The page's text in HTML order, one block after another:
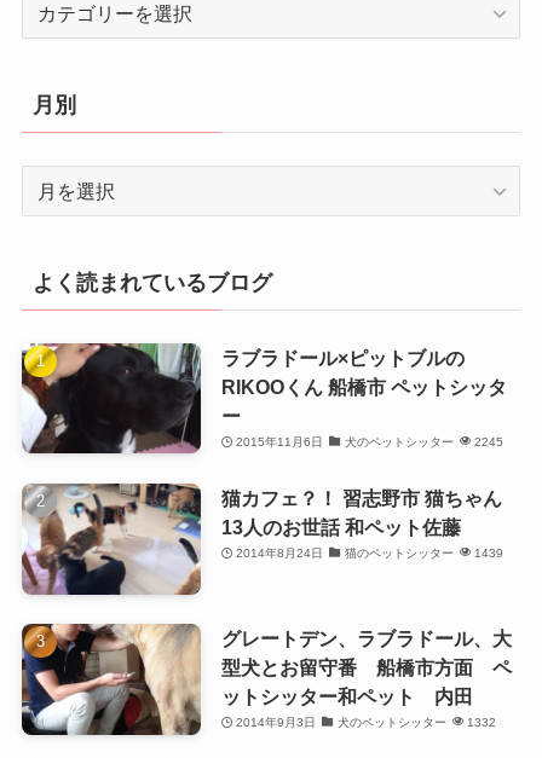
リ
ー
月別
よく読まれているブログ
ラブラドール×ピットブルの
RIKOOくん 船橋市 ペットシッタ
ー
2015年11月6日 犬のペットシッター 2245
猫カフェ？！ 習志野市 猫ちゃん
13人のお世話 和ペット佐藤
2014年8月24日 猫のペットシッター 1439
グレートデン、ラブラドール、大
型犬とお留守番 船橋市方面 ペ
ットシッター和ペット 内田
2014年9月3日 犬のペットシッター 1332